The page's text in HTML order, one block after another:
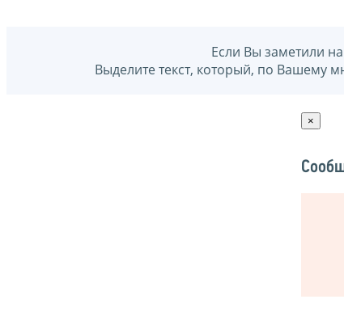
Если Вы заметили
Выделите текст, который, по Вашему
×